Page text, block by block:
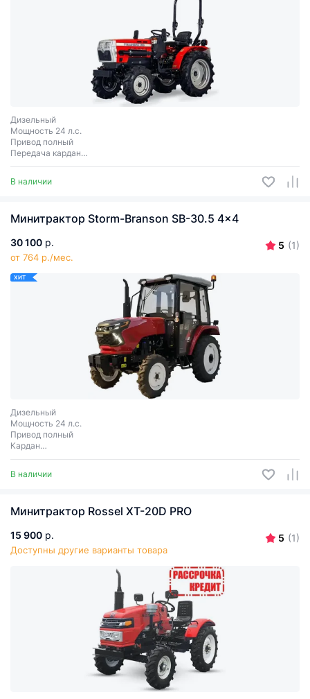
Дизельный
Мощность 24 л.с.
Привод полный
Передача кардан
Сцепное соединение 3 точки
В наличии
Минитрактор Storm-Branson SB-30.5 4x4
30 100 р.
от 764 р./мес.
5 (1)
ХИТ
Дизельный
Мощность 24 л.с.
Привод полный
Кардан
Сцепное соединение 3 точки
В наличии
Минитрактор Rossel XT-20D PRO
15 900 р.
Доступны другие варианты товара
5 (1)